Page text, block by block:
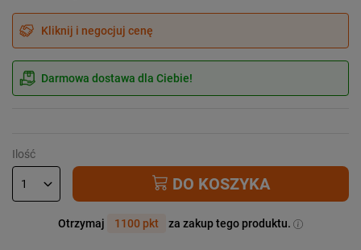
Kliknij i negocjuj cenę
Darmowa dostawa dla Ciebie!
Ilość
DO KOSZYKA
Otrzymaj 1100 pkt za zakup tego produktu.